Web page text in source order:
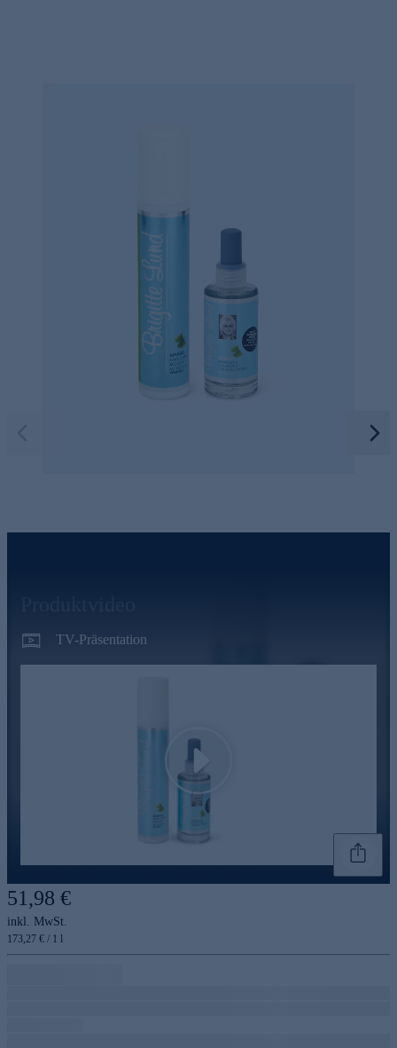
TV-Präsentation
51,98 €
inkl. MwSt.
173,27 € / 1 l